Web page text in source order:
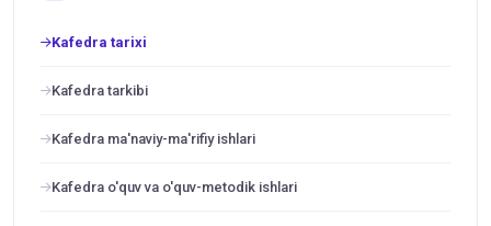
Kafedra tarixi
Kafedra tarkibi
Kafedra ma'naviy-ma'rifiy ishlari
Kafedra o'quv va o'quv-metodik ishlari